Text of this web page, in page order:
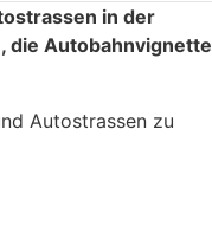
in der
die Autobahnvignette
Autostrassen zu